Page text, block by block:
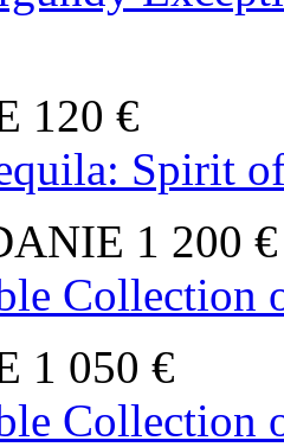
120 €
Spirit
1 200 €
Collection
1 050 €
Collection